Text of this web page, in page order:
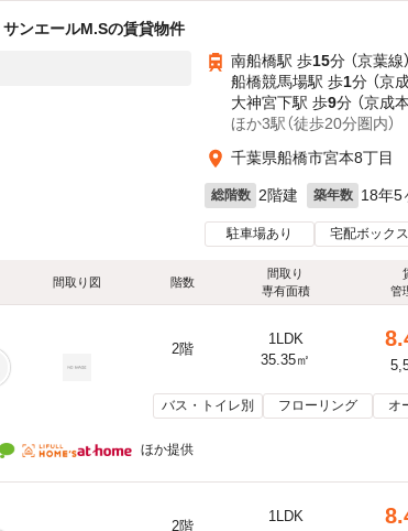
サンエールM.Sの賃貸物件
南船橋駅 歩15分 （京葉線）
船橋競馬場駅 歩1分 （京
大神宮下駅 歩9分 （京成本
ほか3駅（徒歩20分圏内）
千葉県船橋市宮本8丁目
総階数 2階建 築年数 18年5
駐車場あり 宅配ボックス
間取り図 階数
間取り
専有面積
管
2階
1LDK
35.35㎡
バス・トイレ別 フローリング オ
ほか提供
2階
1LDK